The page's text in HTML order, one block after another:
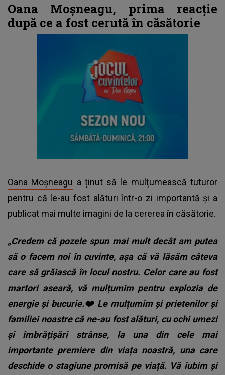
Oana Moșneagu, prima reacție
după ce a fost cerută în căsătorie
Oana Moșneagu a ținut să le mulțumească tuturor
pentru că le-au fost alături într-o zi importantă și a
publicat mai multe imagini de la cererea în căsătorie.
„Credem că pozele spun mai mult decât am putea
să o facem noi în cuvinte, așa că vă lăsăm câteva
care să grăiască în locul nostru. Celor care au fost
martori aseară, vă mulțumim pentru explozia de
energie și bucurie.❤️ Le mulțumim și prietenilor și
familiei noastre că ne-au fost alături, cu ochi umezi
și îmbrățișări strânse, la una din cele mai
importante premiere din viața noastră, una care
deschide o stagiune promisă pe viață. Vă iubim și